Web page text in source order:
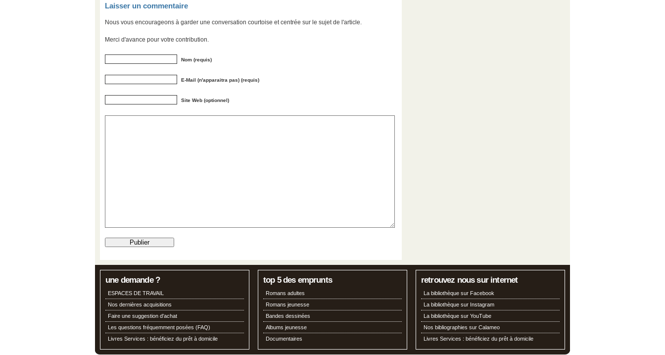
Laisser un commentaire
Nous vous encourageons à garder une conversation courtoise et centrée sur le sujet de l'article.
Merci d'avance pour votre contribution.
Nom (requis)
E-Mail (n'apparaitra pas) (requis)
Site Web (optionnel)
une demande ?
ESPACES DE TRAVAIL
Nos dernières acquisitions
Faire une suggestion d'achat
Les questions fréquemment posées (FAQ)
Livres Services : bénéficiez du prêt à domicile
top 5 des emprunts
Romans adultes
Romans jeunesse
Bandes dessinées
Albums jeunesse
Documentaires
retrouvez nous sur internet
La bibliothèque sur Facebook
La bibliothèque sur Instagram
La bibliothèque sur YouTube
Nos bibliographies sur Calameo
Livres Services : bénéficiez du prêt à domicile